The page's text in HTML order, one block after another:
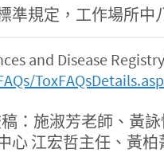
規定，工作場所中
and Disease
：施淑芳老師、黃
心 江宏哲主任、黃